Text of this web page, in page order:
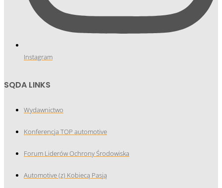
Instagram
SQDA LINKS
Wydawnictwo
Konferencja TOP automotive
Forum Liderów Ochrony Środowiska
Automotive (z) Kobiecą Pasją